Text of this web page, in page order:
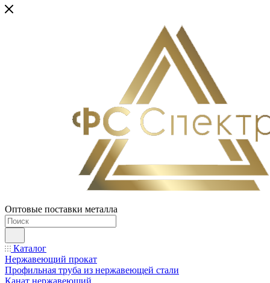
Оптовые поставки металла
Каталог
Нержавеющий прокат
Профильная труба из нержавеющей стали
Канат нержавеющий